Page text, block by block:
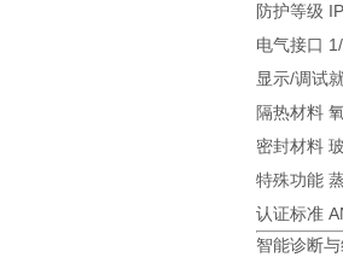
防护等级
电气接口
显示/调试
隔热材料
密封材料
特殊功能
认证标准
智能诊断